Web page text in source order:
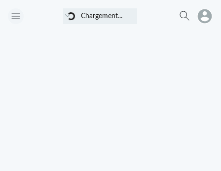
Chargement... Chargement...